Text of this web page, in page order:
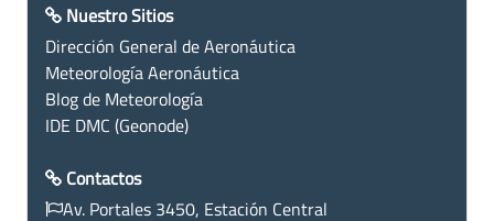
Nuestro Sitios
Dirección General de Aeronáutica
Meteorología Aeronáutica
Blog de Meteorología
IDE DMC (Geonode)
Contactos
Av. Portales 3450, Estación Central